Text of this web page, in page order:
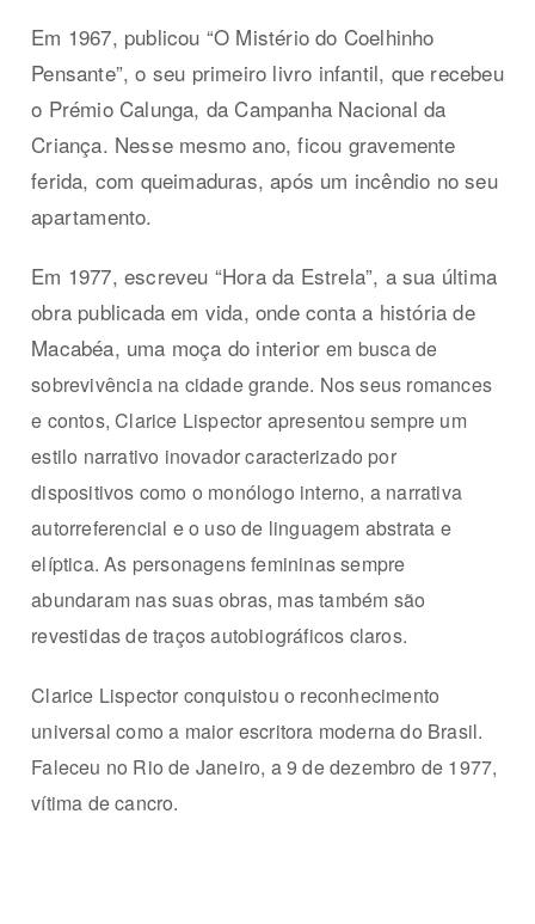
Em 1967, publicou “O Mistério do Coelhinho
Pensante”, o seu primeiro livro infantil, que recebeu
o Prémio Calunga, da Campanha Nacional da
Criança. Nesse mesmo ano, ficou gravemente
ferida, com queimaduras, após um incêndio no seu
apartamento.
Em 1977, escreveu “Hora da Estrela”, a sua última
obra publicada em vida, onde conta a história de
Macabéa, uma moça do interiorem busca de
sobrevivência na cidade grande. Nos seus romances
e contos, Clarice Lispector apresentou sempre um
estilo narrativo inovador caracterizado por
dispositivos como o monólogo interno, a narrativa
autorreferencial e o uso de linguagem abstrata e
elíptica.As personagens femininas sempre
abundaram nas suas obras, mas também são
revestidas de traços autobiográficos claros.
Clarice Lispector conquistou o reconhecimento
universal como a maior escritora moderna do Brasil.
Faleceu no Rio de Janeiro, a 9 de dezembro de 1977,
vítima de cancro.